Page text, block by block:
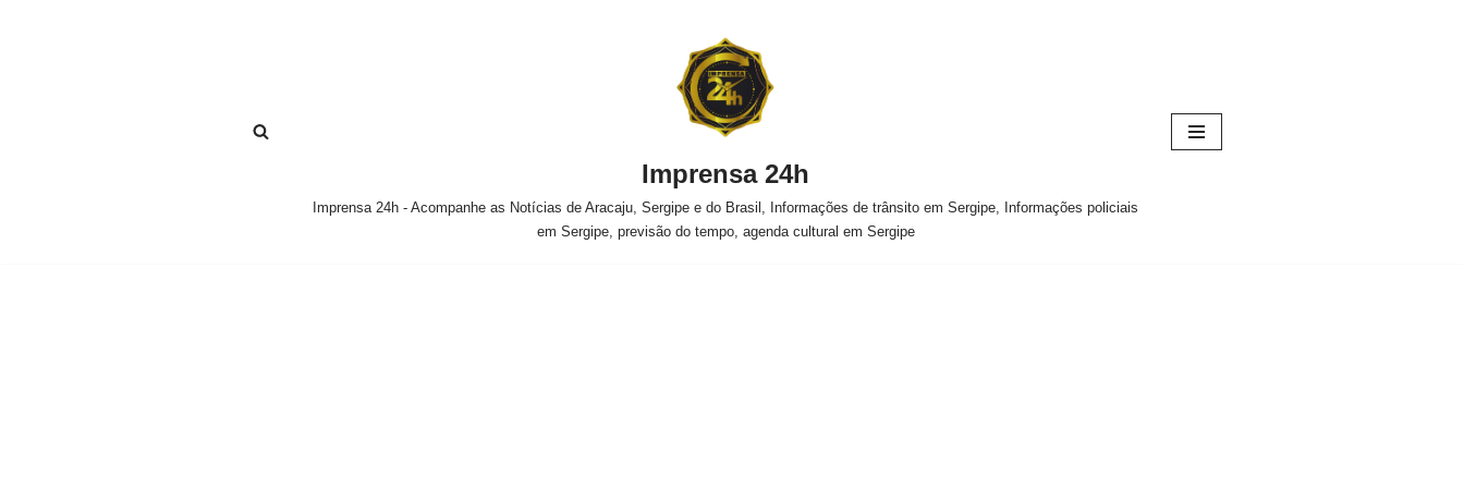
Imprensa 24h
Imprensa 24h - Acompanhe as Notícias de Aracaju, Sergipe e do Brasil, Informações de trânsito em Sergipe, Informações policiais
em Sergipe, previsão do tempo, agenda cultural em Sergipe